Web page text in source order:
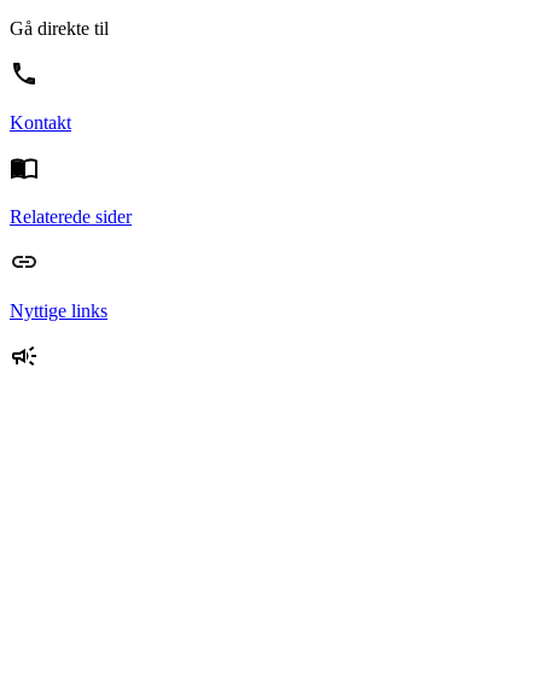
Gå direkte til
Kontakt
Relaterede sider
Nyttige links